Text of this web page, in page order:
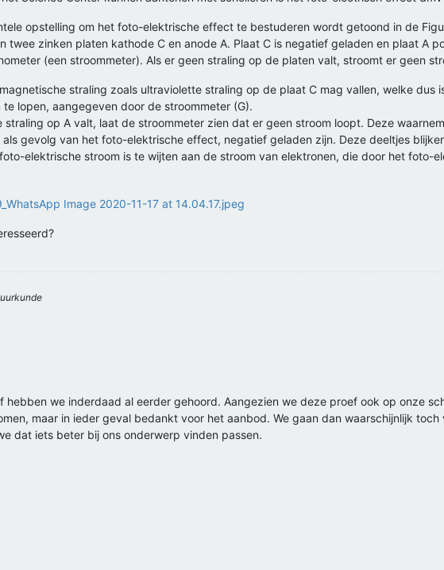
opstelling om het foto-elektrische effect te bestuderen wordt getoond in de
twee zinken platen kathode C en anode A. Plaat C is negatief geladen en plaat A
(een stroommeter). Als er geen straling op de platen valt, stroomt er geen
straling zoals ultraviolette straling op de plaat C mag vallen, welke
lopen, aangegeven door de stroommeter (G).
straling op A valt, laat de stroommeter zien dat er geen stroom loopt. Deze
gevolg van het foto-elektrische effect, negatief geladen zijn. Deze deeltjes
elektrische stroom is te wijten aan de stroom van elektronen, die door het foto-
hebben we inderdaad al eerder gehoord. Aangezien we deze proef ook op onze
maar in ieder geval bedankt voor het aanbod. We gaan dan waarschijnlijk
dat iets beter bij ons onderwerp vinden passen.